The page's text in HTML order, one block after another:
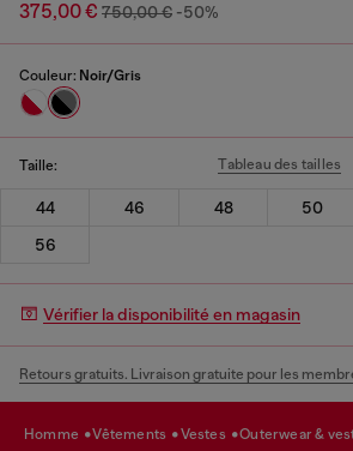
375,00 € 750,00 € -50%
Couleur: Noir/Gris
Taille: Tableau des tailles
44 46 48 50
56
Vérifier la disponibilité en magasin
Retours gratuits. Livraison gratuite pour les
homme vêtements vestes outerwear &